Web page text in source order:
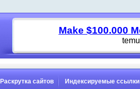
Раскрутка сайтов Индексируемые ссылки